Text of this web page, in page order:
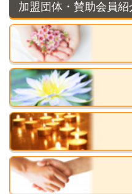
加盟団体・賛助会員紹